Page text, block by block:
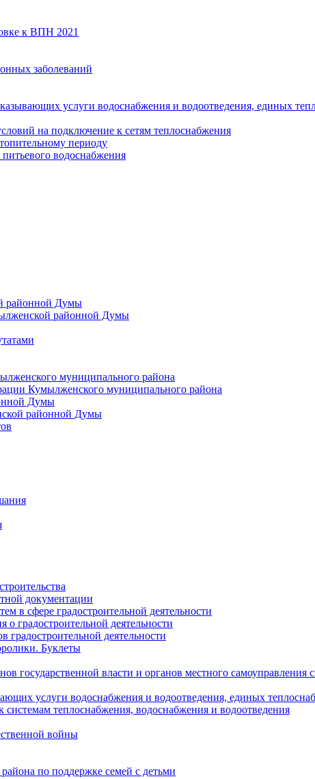
к ВПН 2021
заболеваний
услуги водоснабжения и водоотведения, единых
на подключение к сетям теплоснабжения
периоду
водоснабжения
районной Думы
районной Думы
муниципального района
Кумылженского муниципального района
Думы
районной Думы
документации
в сфере градостроительной деятельности
градостроительной деятельности
деятельности
Буклеты
государственной власти и органов местного
услуги водоснабжения и водоотведения, единых
теплоснабжения, водоснабжения и водоотведения
войны
по поддержке семей с детьми